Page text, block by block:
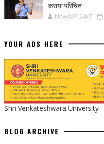
कराया परिचित
NewsUP 24x7
YOUR ADS HERE
Shri Venkateshwara University
BLOG ARCHIVE